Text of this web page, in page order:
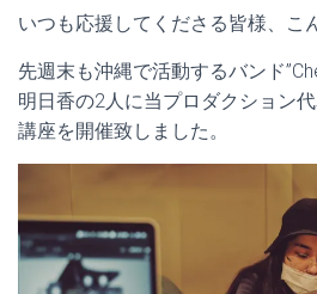
いつも応援してくださる皆様、こ
先週末も沖縄で活動するバンド
明日香の2人に当プロダクション
講座を開催致しました。